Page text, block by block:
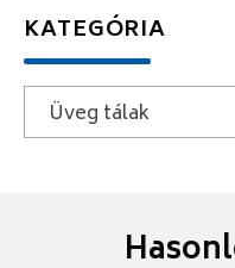
KATEGÓRIA
Üveg tálak